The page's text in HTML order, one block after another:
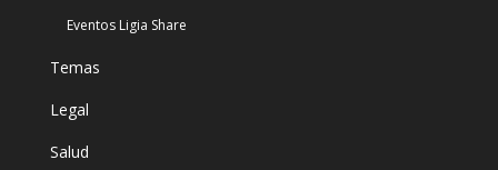
Eventos Ligia Share
Temas
Legal
Salud